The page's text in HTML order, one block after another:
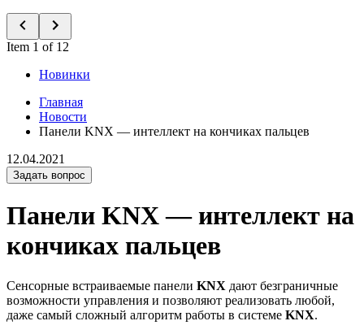
Item 1 of 12
Новинки
Главная
Новости
Панели KNX — интеллект на кончиках пальцев
12.04.2021
Задать вопрос
Панели KNX — интеллект на
кончиках пальцев
Сенсорные встраиваемые панели KNX дают безграничные
возможности управления и позволяют реализовать любой,
даже самый сложный алгоритм работы в системе KNX.